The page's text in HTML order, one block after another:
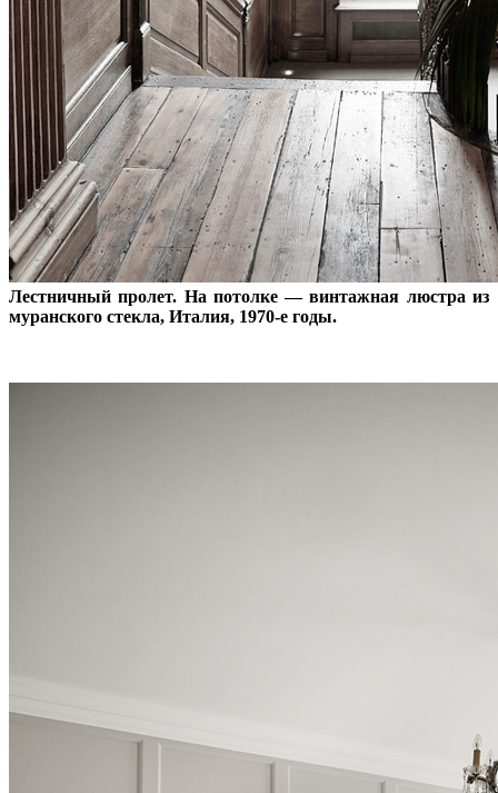
Лестничный пролет. На потолке — винтажная люстра из
муранского стекла, Италия, 1970-е годы.